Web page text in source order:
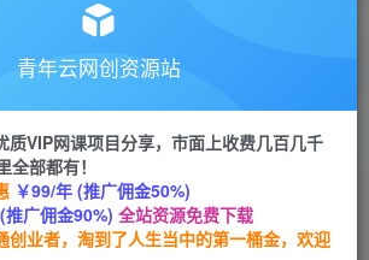
搭建同款网站，自己当老板
专属 正文
也能日入500的玩法，上限极高，
，塔罗项目变现大揭秘
青年云网创资源站
质VIP网课项目分享，市面上收费几百几千
部都有！
￥99/年 (推广佣金50%)
广佣金90%) 全站资源免费下载
创业者，淘到了人生当中的第一桶金，欢迎